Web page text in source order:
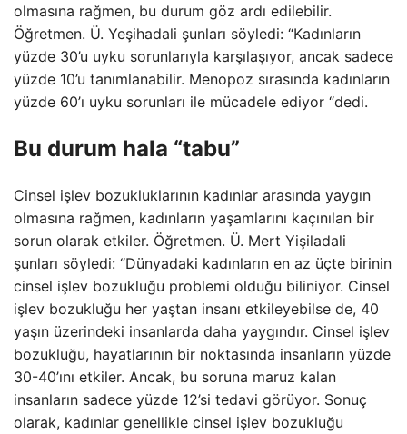
olmasına rağmen, bu durum göz ardı edilebilir.
Öğretmen. Ü. Yeşihadali şunları söyledi: “Kadınların
yüzde 30’u uyku sorunlarıyla karşılaşıyor, ancak sadece
yüzde 10’u tanımlanabilir. Menopoz sırasında kadınların
yüzde 60’ı uyku sorunları ile mücadele ediyor “dedi.
Bu durum hala “tabu”
Cinsel işlev bozukluklarının kadınlar arasında yaygın
olmasına rağmen, kadınların yaşamlarını kaçınılan bir
sorun olarak etkiler. Öğretmen. Ü. Mert Yişiladali
şunları söyledi: “Dünyadaki kadınların en az üçte birinin
cinsel işlev bozukluğu problemi olduğu biliniyor. Cinsel
işlev bozukluğu her yaştan insanı etkileyebilse de, 40
yaşın üzerindeki insanlarda daha yaygındır. Cinsel işlev
bozukluğu, hayatlarının bir noktasında insanların yüzde
30-40’ını etkiler. Ancak, bu soruna maruz kalan
insanların sadece yüzde 12’si tedavi görüyor. Sonuç
olarak, kadınlar genellikle cinsel işlev bozukluğu